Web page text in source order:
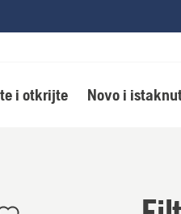
i otkrijte Novo i